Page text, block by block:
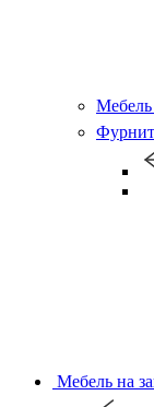
Мебель
Мебель на